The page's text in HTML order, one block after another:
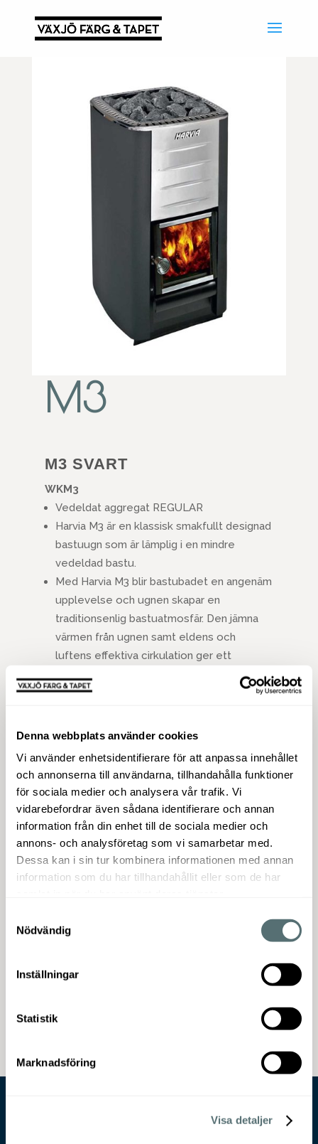
Denna webbplats använder cookies
Vi använder enhetsidentifierare för att anpassa innehållet
och annonserna till användarna, tillhandahålla funktioner
för sociala medier och analysera vår trafik. Vi
vidarebefordrar även sådana identifierare och annan
information från din enhet till de sociala medier och
annons- och analysföretag som vi samarbetar med.
Dessa kan i sin tur kombinera informationen med annan
information som du har tillhandahållit eller som de har
Nödvändig
Inställningar
Statistik
Marknadsföring
Visa detaljer
M3
M3 SVART
WKM3
Vedeldat aggregat REGULAR
Harvia M3 är en klassisk smakfullt designad
bastuugn som är lämplig i en mindre
vedeldad bastu.
Med Harvia M3 blir bastubadet en angenäm
upplevelse och ugnen skapar en
traditionsenlig bastuatmosfär. Den jämna
värmen från ugnen samt eldens och
luftens effektiva cirkulation ger ett
Harvia M3 är försedd med glaslucka som
bastun. Bastuugnens ytterhölje är målat
rostfritt stål. Harvia M3 kan förses med
vattenvärmare av skor- stensmodell.
REKOMENDATIONER:
Bastustorlek: 6-13 m³
Stenkapacitet: 30 kg
Stenstorlek: Ø 10–15 cm
Aggregat- 5139:-